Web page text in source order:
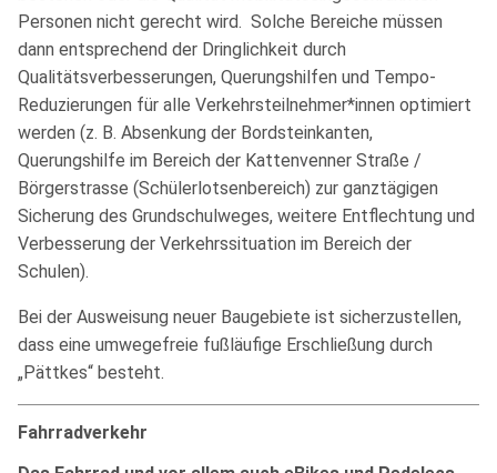
Personen nicht gerecht wird. Solche Bereiche müssen
dann entsprechend der Dringlichkeit durch
Qualitätsverbesserungen, Querungshilfen und Tempo-
Reduzierungen für alle Verkehrsteilnehmer*innen optimiert
werden (z. B. Absenkung der Bordsteinkanten,
Querungshilfe im Bereich der Kattenvenner Straße /
Börgerstrasse (Schülerlotsenbereich) zur ganztägigen
Sicherung des Grundschulweges, weitere Entflechtung und
Verbesserung der Verkehrssituation im Bereich der
Schulen).
Bei der Ausweisung neuer Baugebiete ist sicherzustellen,
dass eine umwegefreie fußläufige Erschließung durch
„Pättkes“ besteht.
Fahrradverkehr